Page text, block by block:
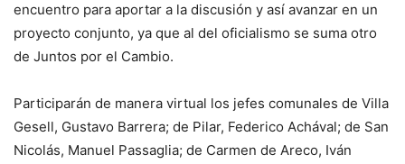
encuentro para aportar a la discusión y así avanzar en un
proyecto conjunto, ya que al del oficialismo se suma otro
de Juntos por el Cambio.
Participarán de manera virtual los jefes comunales de Villa
Gesell, Gustavo Barrera; de Pilar, Federico Achával; de San
Nicolás, Manuel Passaglia; de Carmen de Areco, Iván